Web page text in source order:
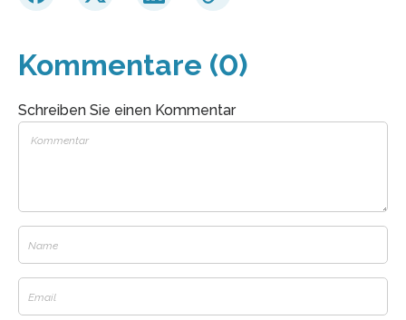
Kommentare (0)
Schreiben Sie einen Kommentar